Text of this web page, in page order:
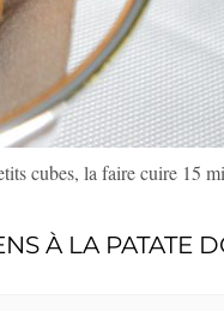
cubes, la faire cuire 15
À LA PATATE